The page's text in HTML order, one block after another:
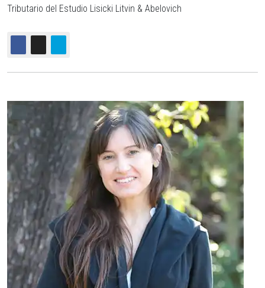
Tributario del Estudio Lisicki Litvin & Abelovich